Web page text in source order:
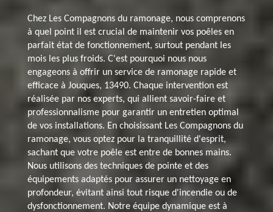
Chez Les Compagnons du ramonage, nous comprenons
à quel point il est crucial de maintenir vos poêles en
parfait état de fonctionnement, surtout pendant les
mois les plus froids. C'est pourquoi nous nous
engageons à offrir un service de ramonage rapide et
efficace à Jouques, 13490. Chaque intervention est
réalisée par nos experts, qui allient savoir-faire et
professionnalisme pour garantir un entretien optimal
de vos installations. En choisissant Les Compagnons du
ramonage, vous optez pour la tranquillité d'esprit,
sachant que votre poêle est entre de bonnes mains.
Nous utilisons des techniques de pointe et des
équipements adaptés pour assurer un nettoyage en
profondeur, évitant ainsi tout risque d'incendie ou de
dysfonctionnement. Notre équipe dynamique est à